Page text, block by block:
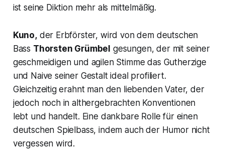
ist seine Diktion mehr als mittelmäßig.
Kuno,der Erbförster, wird von dem deutschen
Bass Thorsten Grümbel gesungen, der mit seiner
geschmeidigen und agilen Stimme das Gutherzige
und Naive seiner Gestalt ideal profiliert.
Gleichzeitig erahnt man den liebenden Vater, der
jedoch noch in althergebrachten Konventionen
lebt und handelt. Eine dankbare Rolle für einen
deutschen Spielbass, indem auch der Humor nicht
vergessen wird.